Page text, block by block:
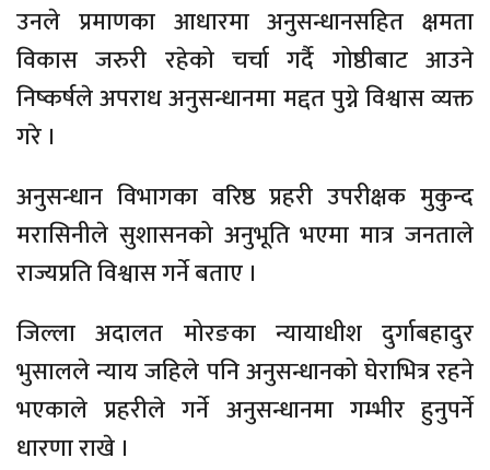
उनले प्रमाणका आधारमा अनुसन्धानसहित क्षमता
विकास जरुरी रहेको चर्चा गर्दै गोष्ठीबाट आउने
निष्कर्षले अपराध अनुसन्धानमा मद्दत पुग्ने विश्वास व्यक्त
गरे ।
अनुसन्धान विभागका वरिष्ठ प्रहरी उपरीक्षक मुकुन्द
मरासिनीले सुशासनको अनुभूति भएमा मात्र जनताले
राज्यप्रति विश्वास गर्ने बताए ।
जिल्ला अदालत मोरङका न्यायाधीश दुर्गाबहादुर
भुसालले न्याय जहिले पनि अनुसन्धानको घेराभित्र रहने
भएकाले प्रहरीले गर्ने अनुसन्धानमा गम्भीर हुनुपर्ने
धारणा राखे ।